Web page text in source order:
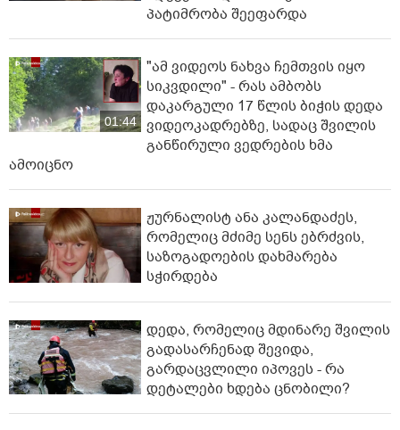
პატიმრობა შეეფარდა
01:44
"ამ ვიდეოს ნახვა ჩემთვის იყო
სიკვდილი" - რას ამბობს
დაკარგული 17 წლის ბიჭის დედა
ვიდეოკადრებზე, სადაც შვილის
განწირული ვედრების ხმა
ამოიცნო
ჟურნალისტ ანა კალანდაძეს,
რომელიც მძიმე სენს ებრძვის,
საზოგადოების დახმარება
სჭირდება
დედა, რომელიც მდინარე შვილის
გადასარჩენად შევიდა,
გარდაცვლილი იპოვეს - რა
დეტალები ხდება ცნობილი?